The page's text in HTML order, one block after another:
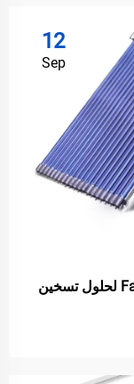
12
Sep
فوائد أنظمة تسخين المياه الشمسية FadSol لحلول تسخين